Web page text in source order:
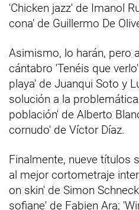
'Chicken jazz' de Imanol
cona' de Guillermo De
Asimismo, lo harán, pero
cántabro 'Tenéis que
playa' de Juanqui Soto y
solución a la
población' de Alberto
cornudo' de Víctor Díaz.
Finalmente, nueve títulos
al mejor cortometraje
on skin' de Simon
sofiane' de Fabien Ara;